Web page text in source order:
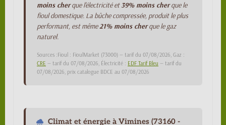
moins cherque l'électricité et39% moins cherque le
fioul domestique. La bûche compressée, produit le plus
performant, est même21% moins cherque le gaz
naturel.
Sources :Fioul : FioulMarket (73000) — tarif du 07/08/2026, Gaz :
CRE — tarif du 07/08/2026, Électricité : EDF Tarif Bleu — tarif du
07/08/2026, prix catalogue BDCE au 07/08/2026
Climat et énergie à Vimines (73160 -